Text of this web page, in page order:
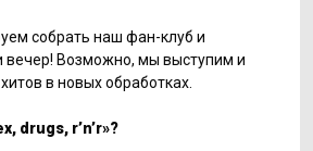
собрать наш фан-клуб и
вечер! Возможно, мы выступим и
в новых обработках.
drugs, r’n’r»?